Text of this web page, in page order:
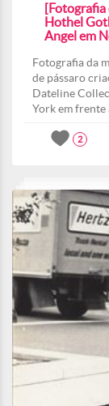
[Fotografia
Hothel
Angel em
Fotografia da
de pássaro
Dateline
York em frente
2